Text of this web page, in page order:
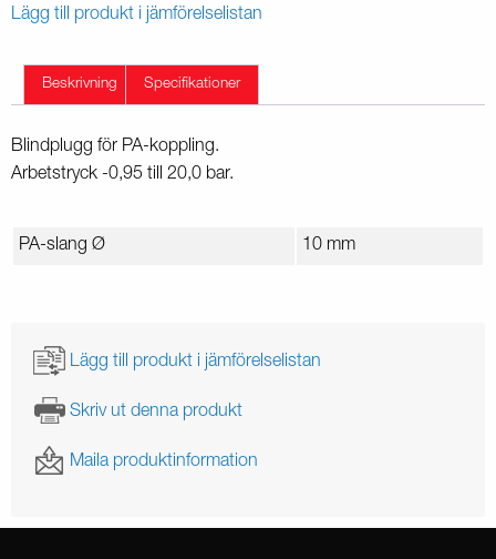
Lägg till produkt i jämförelselistan
Beskrivning Specifikationer
Blindplugg för PA-koppling.
Arbetstryck -0,95 till 20,0 bar.
PA-slang Ø 10 mm
Lägg till produkt i jämförelselistan
Skriv ut denna produkt
Maila produktinformation